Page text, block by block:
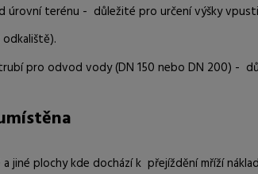
úrovní terénu - důležité pro určení výšky
pro odvod vody (DN 150 nebo DN 200) -
jiné plochy kde dochází k přejíždění mříží